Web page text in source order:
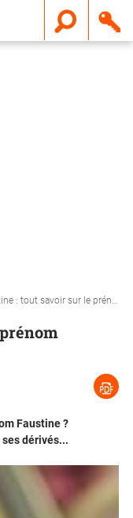
: tout savoir sur le prénom faustine
Faustine ?
dérivés...